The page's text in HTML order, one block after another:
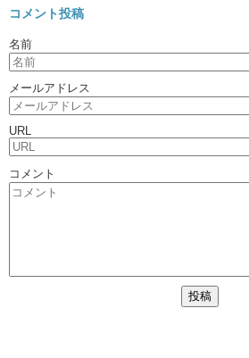
コメント投稿
名前
メールアドレス
URL
コメント